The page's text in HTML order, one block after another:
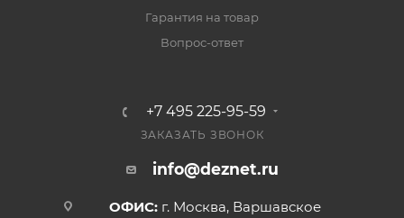
Гарантия на товар
Вопрос-ответ
+7 495 225-95-59
ЗАКАЗАТЬ ЗВОНОК
info@deznet.ru
ОФИС: г. Москва, Варшавское